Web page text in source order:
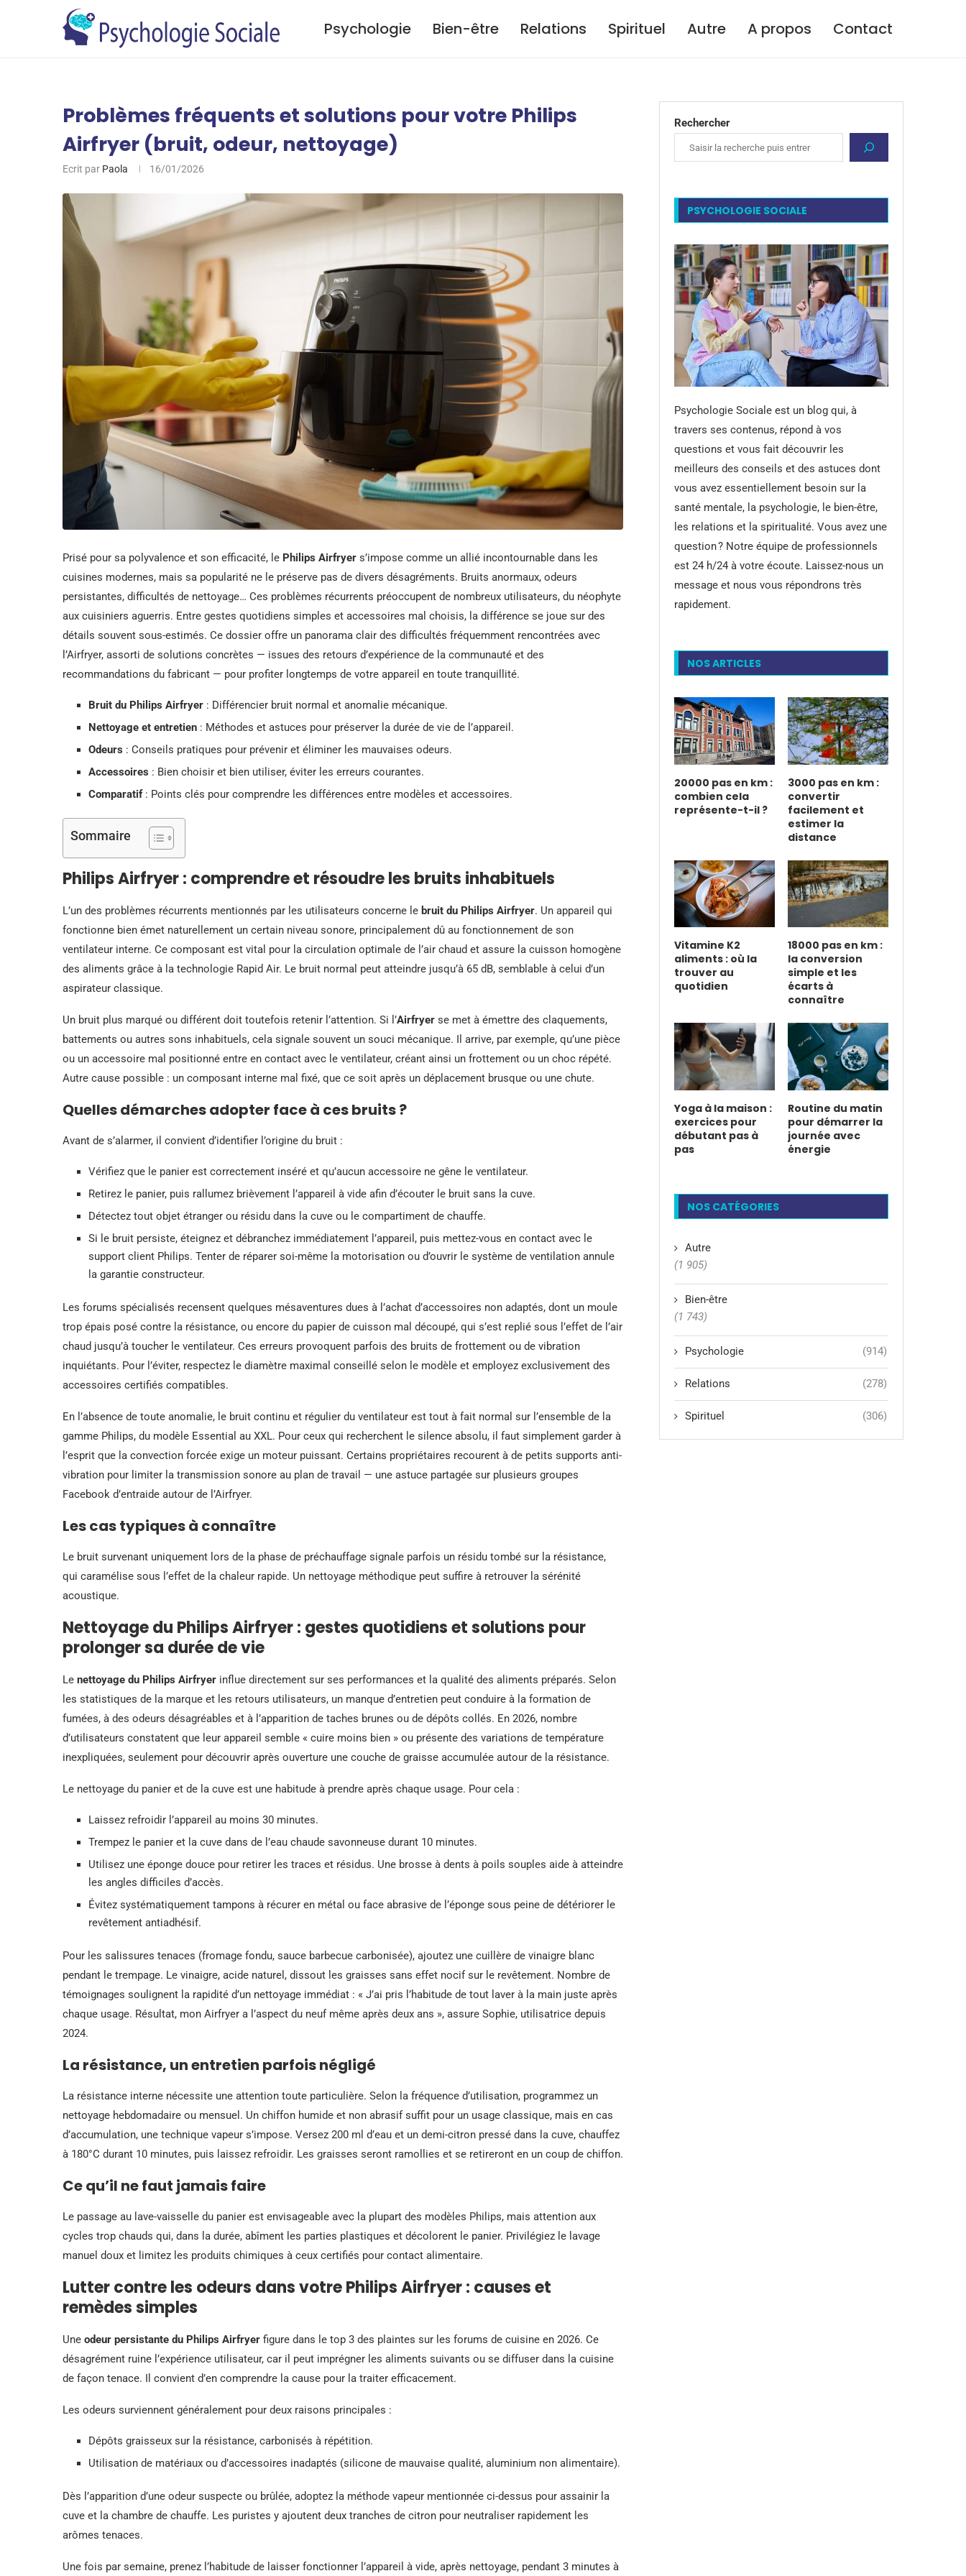
Psychologie Bien-être Relations Spirituel Autre A propos Contact
Problèmes fréquents et solutions pour votre Philips
Airfryer (bruit, odeur, nettoyage)
Ecrit par Paola 16/01/2026
Prisé pour sa polyvalence et son efficacité, le Philips Airfryer s’impose comme un allié incontournable dans les
cuisines modernes, mais sa popularité ne le préserve pas de divers désagréments. Bruits anormaux, odeurs
persistantes, difficultés de nettoyage… Ces problèmes récurrents préoccupent de nombreux utilisateurs, du néophyte
aux cuisiniers aguerris. Entre gestes quotidiens simples et accessoires mal choisis, la différence se joue sur des
détails souvent sous-estimés. Ce dossier offre un panorama clair des difficultés fréquemment rencontrées avec
l’Airfryer, assorti de solutions concrètes — issues des retours d’expérience de la communauté et des
recommandations du fabricant — pour profiter longtemps de votre appareil en toute tranquillité.
Bruit du Philips Airfryer : Différencier bruit normal et anomalie mécanique.
Nettoyage et entretien : Méthodes et astuces pour préserver la durée de vie de l’appareil.
Odeurs : Conseils pratiques pour prévenir et éliminer les mauvaises odeurs.
Accessoires : Bien choisir et bien utiliser, éviter les erreurs courantes.
Comparatif: Points clés pour comprendre les différences entre modèles et accessoires.
Sommaire
Philips Airfryer : comprendre et résoudre les bruits inhabituels
L’un des problèmes récurrents mentionnés par les utilisateurs concerne le bruit du Philips Airfryer. Un appareil qui
fonctionne bien émet naturellement un certain niveau sonore, principalement dû au fonctionnement de son
ventilateur interne. Ce composant est vital pour la circulation optimale de l’air chaud et assure la cuisson homogène
des aliments grâce à la technologie Rapid Air. Le bruit normal peut atteindre jusqu’à 65 dB, semblable à celui d’un
aspirateur classique.
Un bruit plus marqué ou différent doit toutefois retenir l’attention. Si l’Airfryer se met à émettre des claquements,
battements ou autres sons inhabituels, cela signale souvent un souci mécanique. Il arrive, par exemple, qu’une pièce
ou un accessoire mal positionné entre en contact avec le ventilateur, créant ainsi un frottement ou un choc répété.
Autre cause possible : un composant interne mal fixé, que ce soit après un déplacement brusque ou une chute.
Quelles démarches adopter face à ces bruits ?
Avant de s’alarmer, il convient d’identifier l’origine du bruit :
Vérifiez que le panier est correctement inséré et qu’aucun accessoire ne gêne le ventilateur.
Retirez le panier, puis rallumez brièvement l’appareil à vide afin d’écouter le bruit sans la cuve.
Détectez tout objet étranger ou résidu dans la cuve ou le compartiment de chauffe.
Si le bruit persiste, éteignez et débranchez immédiatement l’appareil, puis mettez-vous en contact avec le
support client Philips. Tenter de réparer soi-même la motorisation ou d’ouvrir le système de ventilation annule
la garantie constructeur.
Les forums spécialisés recensent quelques mésaventures dues à l’achat d’accessoires non adaptés, dont un moule
trop épais posé contre la résistance, ou encore du papier de cuisson mal découpé, qui s’est replié sous l’effet de l’air
chaud jusqu’à toucher le ventilateur. Ces erreurs provoquent parfois des bruits de frottement ou de vibration
inquiétants. Pour l’éviter, respectez le diamètre maximal conseillé selon le modèle et employez exclusivement des
accessoires certifiés compatibles.
En l’absence de toute anomalie, le bruit continu et régulier du ventilateur est tout à fait normal sur l’ensemble de la
gamme Philips, du modèle Essential au XXL. Pour ceux qui recherchent le silence absolu, il faut simplement garder à
l’esprit que la convection forcée exige un moteur puissant. Certains propriétaires recourent à de petits supports anti-
vibration pour limiter la transmission sonore au plan de travail — une astuce partagée sur plusieurs groupes
Facebook d’entraide autour de l’Airfryer.
Les cas typiques à connaître
Le bruit survenant uniquement lors de la phase de préchauffage signale parfois un résidu tombé sur la résistance,
qui caramélise sous l’effet de la chaleur rapide. Un nettoyage méthodique peut suffire à retrouver la sérénité
acoustique.
Nettoyage du Philips Airfryer : gestes quotidiens et solutions pour
prolonger sa durée de vie
Le nettoyage du Philips Airfryer influe directement sur ses performances et la qualité des aliments préparés. Selon
les statistiques de la marque et les retours utilisateurs, un manque d’entretien peut conduire à la formation de
fumées, à des odeurs désagréables et à l’apparition de taches brunes ou de dépôts collés. En 2026, nombre
d’utilisateurs constatent que leur appareil semble « cuire moins bien » ou présente des variations de température
inexpliquées, seulement pour découvrir après ouverture une couche de graisse accumulée autour de la résistance.
Le nettoyage du panier et de la cuve est une habitude à prendre après chaque usage. Pour cela :
Laissez refroidir l’appareil au moins 30 minutes.
Trempez le panier et la cuve dans de l’eau chaude savonneuse durant 10 minutes.
Utilisez une éponge douce pour retirer les traces et résidus. Une brosse à dents à poils souples aide à atteindre
les angles difficiles d’accès.
Évitez systématiquement tampons à récurer en métal ou face abrasive de l’éponge sous peine de détériorer le
revêtement antiadhésif.
Pour les salissures tenaces (fromage fondu, sauce barbecue carbonisée), ajoutez une cuillère de vinaigre blanc
pendant le trempage. Le vinaigre, acide naturel, dissout les graisses sans effet nocif sur le revêtement. Nombre de
témoignages soulignent la rapidité d’un nettoyage immédiat : « J’ai pris l’habitude de tout laver à la main juste après
chaque usage. Résultat, mon Airfryer a l’aspect du neuf même après deux ans », assure Sophie, utilisatrice depuis
2024.
La résistance, un entretien parfois négligé
La résistance interne nécessite une attention toute particulière. Selon la fréquence d’utilisation, programmez un
nettoyage hebdomadaire ou mensuel. Un chiffon humide et non abrasif suffit pour un usage classique, mais en cas
d’accumulation, une technique vapeur s’impose. Versez 200 ml d’eau et un demi-citron pressé dans la cuve, chauffez
à 180°C durant 10 minutes, puis laissez refroidir. Les graisses seront ramollies et se retireront en un coup de chiffon.
Ce qu’il ne faut jamais faire
Le passage au lave-vaisselle du panier est envisageable avec la plupart des modèles Philips, mais attention aux
cycles trop chauds qui, dans la durée, abîment les parties plastiques et décolorent le panier. Privilégiez le lavage
manuel doux et limitez les produits chimiques à ceux certifiés pour contact alimentaire.
Lutter contre les odeurs dans votre Philips Airfryer : causes et
remèdes simples
Une odeur persistante du Philips Airfryer figure dans le top 3 des plaintes sur les forums de cuisine en 2026. Ce
désagrément ruine l’expérience utilisateur, car il peut imprégner les aliments suivants ou se diffuser dans la cuisine
de façon tenace. Il convient d’en comprendre la cause pour la traiter efficacement.
Les odeurs surviennent généralement pour deux raisons principales :
Dépôts graisseux sur la résistance, carbonisés à répétition.
Utilisation de matériaux ou d’accessoires inadaptés (silicone de mauvaise qualité, aluminium non alimentaire).
Dès l’apparition d’une odeur suspecte ou brûlée, adoptez la méthode vapeur mentionnée ci-dessus pour assainir la
cuve et la chambre de chauffe. Les puristes y ajoutent deux tranches de citron pour neutraliser rapidement les
arômes tenaces.
Une fois par semaine, prenez l’habitude de laisser fonctionner l’appareil à vide, après nettoyage, pendant 3 minutes à
Rechercher
PSYCHOLOGIE SOCIALE
Psychologie Sociale est un blog qui, à
travers ses contenus, répond à vos
questions et vous fait découvrir les
meilleurs des conseils et des astuces dont
vous avez essentiellement besoin sur la
santé mentale, la psychologie, le bien-être,
les relations et la spiritualité. Vous avez une
question ? Notre équipe de professionnels
est 24 h/24 à votre écoute. Laissez-nous un
message et nous vous répondrons très
rapidement.
NOS ARTICLES
20000 pas en km :
combien cela
représente-t-il ?
3000 pas en km :
convertir
facilement et
estimer la
distance
Vitamine K2
aliments : où la
trouver au
quotidien
18000 pas en km :
la conversion
simple et les
écarts à
connaître
Yoga à la maison :
exercices pour
débutant pas à
pas
Routine du matin
pour démarrer la
journée avec
énergie
NOS CATÉGORIES
Autre
(1 905)
Bien-être
(1 743)
Psychologie (914)
Relations (278)
Spirituel (306)